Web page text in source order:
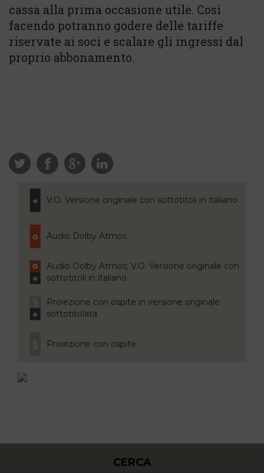
cassa alla prima occasione utile. Così
facendo potranno godere delle tariffe
riservate ai soci e scalare gli ingressi dal
proprio abbonamento.
V.O. Versione originale con sottotitoli in italiano
Audio Dolby Atmos
Audio Dolby Atmos; V.O. Versione originale con
sottotitoli in italiano
Proiezione con ospite in versione originale
sottotitolata
Proiezione con ospite
CERCA